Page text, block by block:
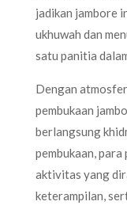
jadikan jambore
ukhuwah dan
satu panitia
Dengan
pembukaan
berlangsung
pembukaan,
aktivitas yang
keterampilan,